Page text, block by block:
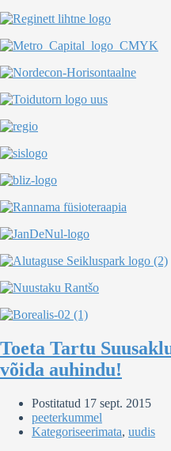
Toeta Tartu
võida auhindu!
Postitatud 17 sept. 2015
peeterkummel
Kategoriseerimata, uudis